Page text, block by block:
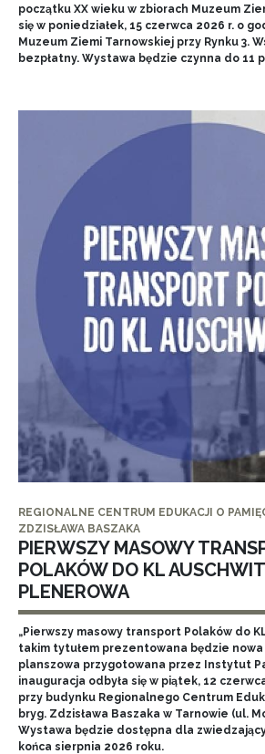
początku XX wieku w zbiorach Muzeum
się w poniedziałek, 15 czerwca 2026 r. o
Muzeum Ziemi Tarnowskiej przy Rynku 3.
bezpłatny. Wystawa będzie czynna do 11
REGIONALNE CENTRUM EDUKACJI O
ZDZISŁAWA BASZAKA
PIERWSZY MASOWY
POLAKÓW DO KL
PLENEROWA
„Pierwszy masowy transport Polaków do
takim tytułem prezentowana będzie
planszowa przygotowana przez Instytut
inauguracja odbyła się w piątek, 12
przy budynku Regionalnego Centrum
bryg. Zdzisława Baszaka w Tarnowie (ul.
Wystawa będzie dostępna dla
końca sierpnia 2026 roku.